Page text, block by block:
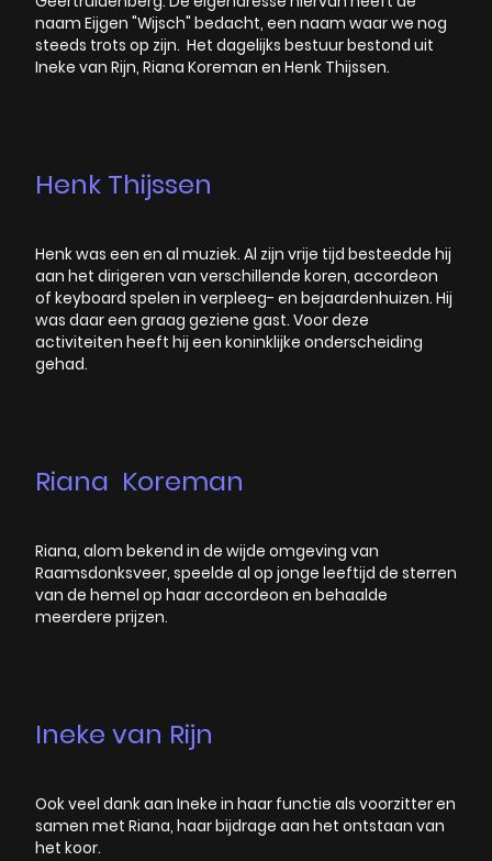
naam Eijgen "Wijsch" bedacht, een naam waar we nog
steeds trots op zijn. Het dagelijks bestuur bestond uit
Ineke van Rijn, Riana Koreman en Henk Thijssen.
Henk Thijssen
Henk was een en al muziek. Al zijn vrije tijd besteedde hij
aan het dirigeren van verschillende koren, accordeon
of keyboard spelen in verpleeg- en bejaardenhuizen. Hij
was daar een graag geziene gast. Voor deze
activiteiten heeft hij een koninklijke onderscheiding
gehad.
Riana Koreman
Riana, alom bekend in de wijde omgeving van
Raamsdonksveer, speelde al op jonge leeftijd de sterren
van de hemel op haar accordeon en behaalde
meerdere prijzen.
Ineke van Rijn
Ook veel dank aan Ineke in haar functie als voorzitter en
samen met Riana, haar bijdrage aan het ontstaan van
het koor.